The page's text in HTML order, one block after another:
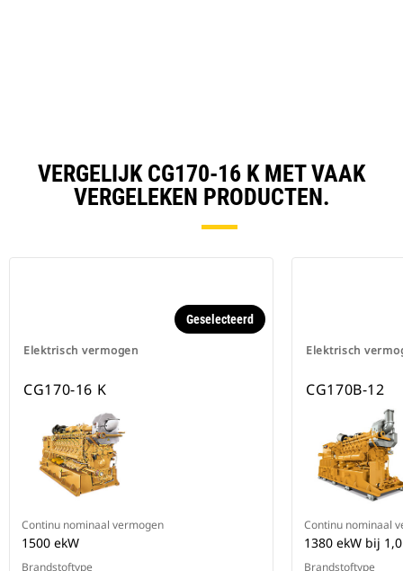
VERGELIJK CG170-16 K MET VAAK
VERGELEKEN PRODUCTEN.
Elektrisch vermogen
Geselecteerd
CG170-16 K
Continu nominaal vermogen
1500 ekW
Brandstoftype
Elektrisch
CG170B-12
Continu nominaal
1380 ekW bij
Brandstoftype